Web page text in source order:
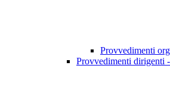
Provvedimenti
Provvedimenti dirigenti